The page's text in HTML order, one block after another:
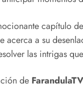
capítulo
acerca a su
las intrigas
de FarandulaTV